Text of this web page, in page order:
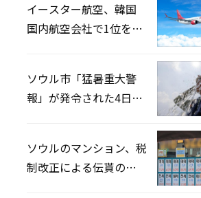
イースター航空、韓国
国内航空会社で1位を記
ソウル市「猛暑重大警
報」が発令された4日、
ソウルのマンション、税
制改正による伝貰の月